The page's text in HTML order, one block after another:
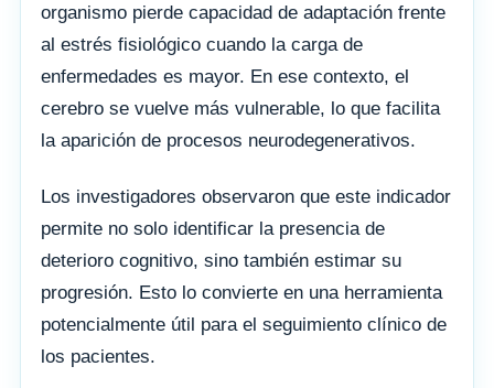
organismo pierde capacidad de adaptación frente
al estrés fisiológico cuando la carga de
enfermedades es mayor. En ese contexto, el
cerebro se vuelve más vulnerable, lo que facilita
la aparición de procesos neurodegenerativos.
Los investigadores observaron que este indicador
permite no solo identificar la presencia de
deterioro cognitivo, sino también estimar su
progresión. Esto lo convierte en una herramienta
potencialmente útil para el seguimiento clínico de
los pacientes.